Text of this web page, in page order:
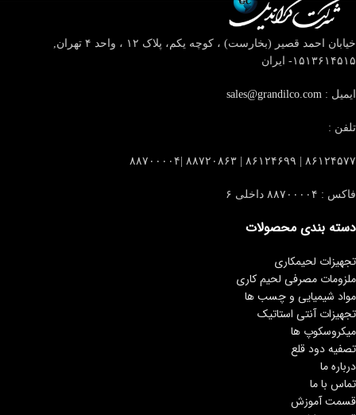
خیابان احمد قصیر (بخارست) ، کوچه یکم، پلاک ۱۲ ، واحد ۴
تهران,
۱۵۱۳۶۱۴۵۱۵- ایران
ایمیل : sales@grandilco.com
تلفن :
۸۶۱۲۴۵۷۷ | ۸۶۱۲۴۶۹۹ | ۸۸۷۲۰۸۶۳ |۸۸۷۰۰۰۰۴
فاکس : ۸۸۷۰۰۰۰۴ داخلی ۶
دسته بندی محصولات
تجهیزات لحیمکاری
ملزومات مصرفی لحیم کاری
مواد شیمیایی و چسب ها
تجهیزات آنتی استاتیک
میکروسکوپ ها
تصفیه دود قلع
درباره ما
تماس با ما
قسمت آموزش